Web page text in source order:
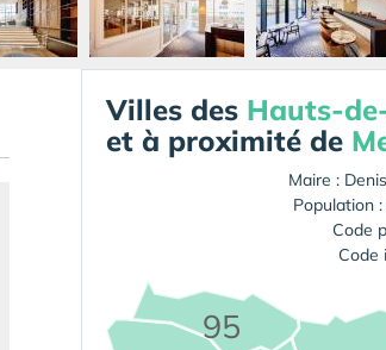
Villes des Hauts-
et à proximité de
Maire :
Population
Code
Code
95